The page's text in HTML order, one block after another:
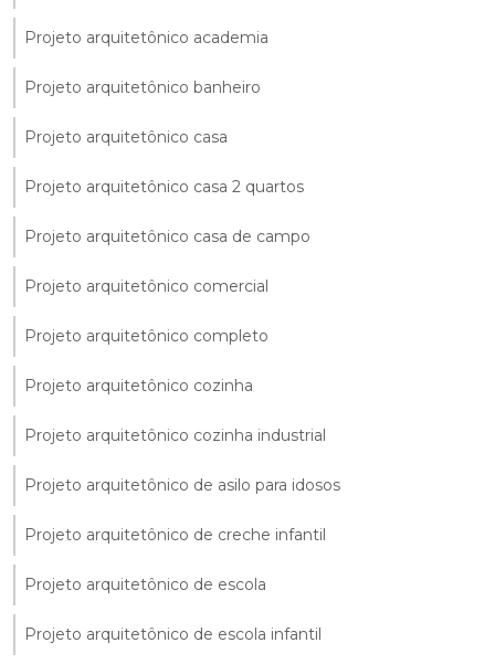
Projeto arquitetônico academia
Projeto arquitetônico banheiro
Projeto arquitetônico casa
Projeto arquitetônico casa 2 quartos
Projeto arquitetônico casa de campo
Projeto arquitetônico comercial
Projeto arquitetônico completo
Projeto arquitetônico cozinha
Projeto arquitetônico cozinha industrial
Projeto arquitetônico de asilo para idosos
Projeto arquitetônico de creche infantil
Projeto arquitetônico de escola
Projeto arquitetônico de escola infantil